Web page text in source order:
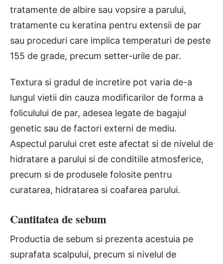
tratamente de albire sau vopsire a parului,
tratamente cu keratina pentru extensii de par
sau proceduri care implica temperaturi de peste
155 de grade, precum setter-urile de par.
Textura si gradul de incretire pot varia de-a
lungul vietii din cauza modificarilor de forma a
foliculului de par, adesea legate de bagajul
genetic sau de factori externi de mediu.
Aspectul parului cret este afectat si de nivelul de
hidratare a parului si de conditiile atmosferice,
precum si de produsele folosite pentru
curatarea, hidratarea si coafarea parului.
Cantitatea de sebum
Productia de sebum si prezenta acestuia pe
suprafata scalpului, precum si nivelul de